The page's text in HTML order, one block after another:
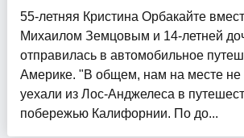
55-летняя Кристина Орбакайте
Михаилом Земцовым и 14‑летней
отправилась в автомобильное
Америке. "В общем, нам на месте не
уехали из Лос-Анджелеса в
побережью Калифорнии. По до...